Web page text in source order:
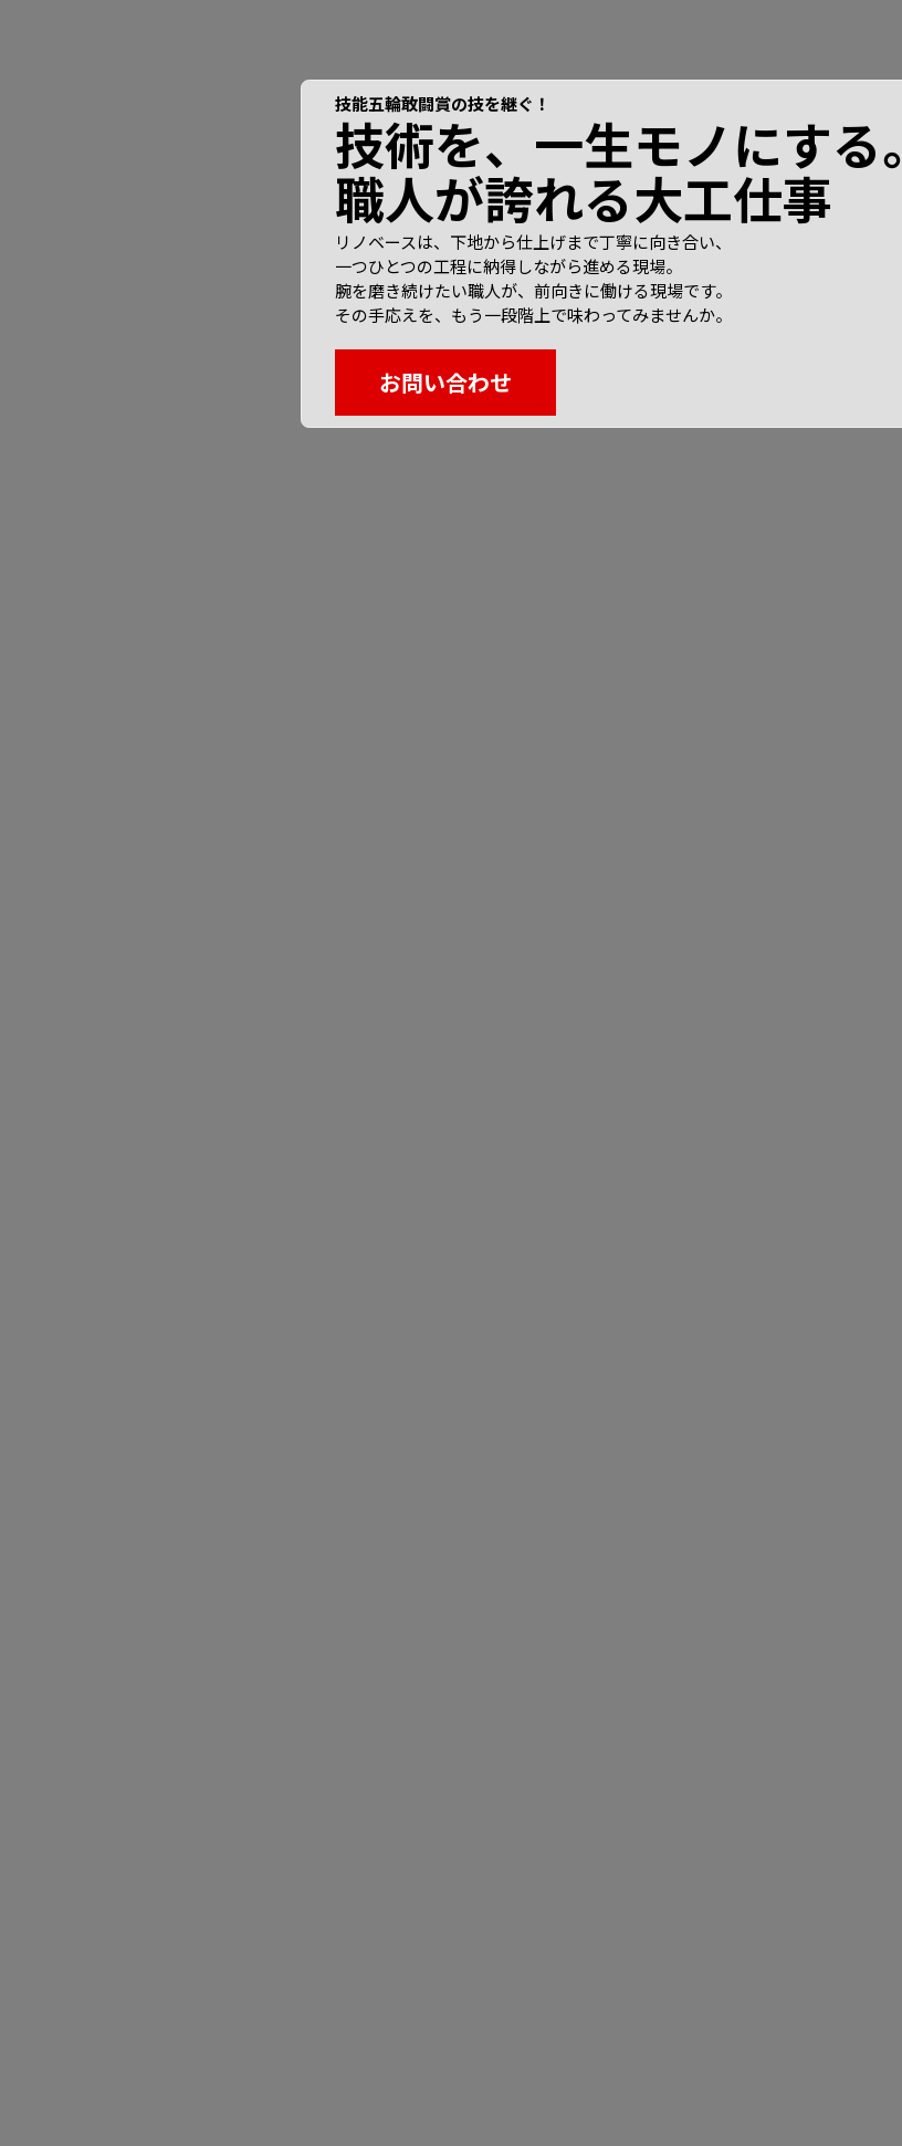
技能五輪敢闘賞の技を継ぐ！
技術を、一生モノにする。
職人が誇れる大工仕事
リノベースは、下地から仕上げまで丁寧に向き合い、
一つひとつの工程に納得しながら進める現場。
腕を磨き続けたい職人が、前向きに働ける現場です。
その手応えを、もう一段階上で味わってみませんか。
お問い合わせ